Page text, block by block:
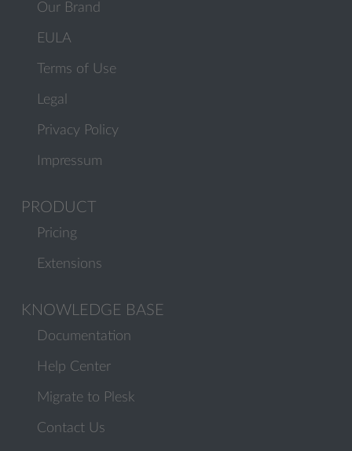
Our Brand
EULA
Terms of Use
Legal
Privacy Policy
Impressum
PRODUCT
Pricing
Extensions
KNOWLEDGE BASE
Documentation
Help Center
Migrate to Plesk
Contact Us